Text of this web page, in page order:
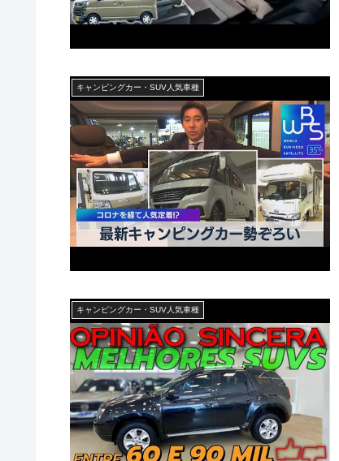
キャンピングカー・SUV人気車種
キャンピングカー・SUV人気車種